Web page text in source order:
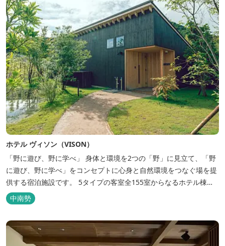
ホテル ヴィソン（VISON）
「野に遊び、野に学べ」 身体と環境を2つの「野」に見立て、「野
に遊び、野に学べ」をコンセプトに心身と自然環境をつなぐ場を提
供する宿泊施設です。 5タイプの客室全155室からなるホテル棟
と、プライベートな滞在が楽しめる一棟独立型のヴィラ6棟がござ
います。
中南勢